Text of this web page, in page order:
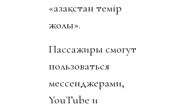
«Қазақстан темір
жолы».
Пассажиры смогут
пользоваться
мессенджерами,
YouTube и